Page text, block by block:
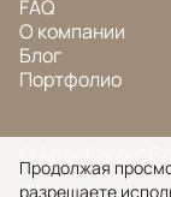
FAQ
О компании
Блог
Портфолио
Продолжая
разрешаете